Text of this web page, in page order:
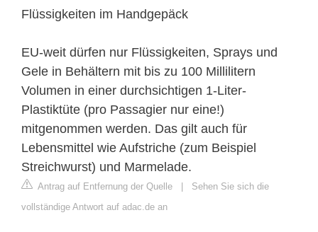
Flüssigkeiten im Handgepäck
EU-weit dürfen nur Flüssigkeiten, Sprays und
Gele in Behältern mit bis zu 100 Millilitern
Volumen in einer durchsichtigen 1-Liter-
Plastiktüte (pro Passagier nur eine!)
mitgenommen werden. Das gilt auch für
Lebensmittel wie Aufstriche (zum Beispiel
Streichwurst) und Marmelade.
Antrag auf Entfernung der Quelle
Sehen Sie sich die
vollständige Antwort auf adac.de an